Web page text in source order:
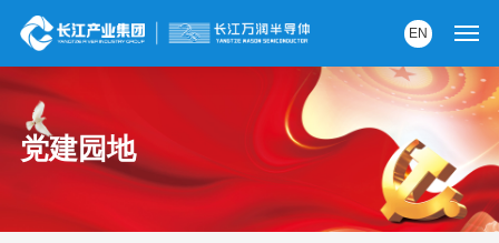
首页
产品中心
EN
党建园地